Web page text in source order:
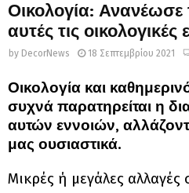
Οικολογία:
αυτές τις οικολογικές
by DecorNews 18 Σεπτεμβρίου 2021
Οικολογία και
συχνά παρατηρείται η
αυτών εννοιών,
μας ουσιαστικά.
Μικρές ή μεγάλες αλλαγές